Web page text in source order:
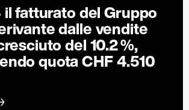
fatturato del Gruppo
dalle vendite
del10.2 %,
quota CHF 4.510